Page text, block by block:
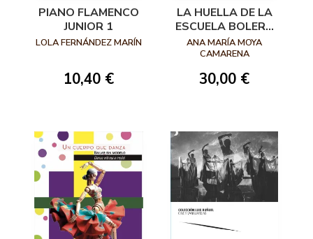
PIANO FLAMENCO
JUNIOR 1
LOLA FERNÁNDEZ MARÍN
10,40 €
LA HUELLA DE LA
ESCUELA BOLERA
EN EL BAILE
FLAMENCO.
PASOS:
ANA MARÍA MOYA
CAMARENA
30,00 €